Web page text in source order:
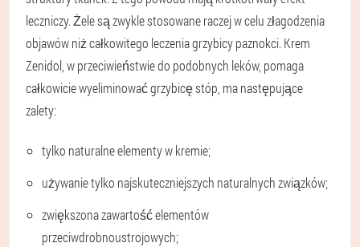
leczniczy. Żele są zwykle stosowane raczej w celu złagodzenia
objawów niż całkowitego leczenia grzybicy paznokci. Krem
Zenidol, w przeciwieństwie do podobnych leków, pomaga
całkowicie wyeliminować grzybicę stóp, ma następujące
zalety:
tylko naturalne elementy w kremie;
używanie tylko najskuteczniejszych naturalnych związków;
zwiększona zawartość elementów
przeciwdrobnoustrojowych;